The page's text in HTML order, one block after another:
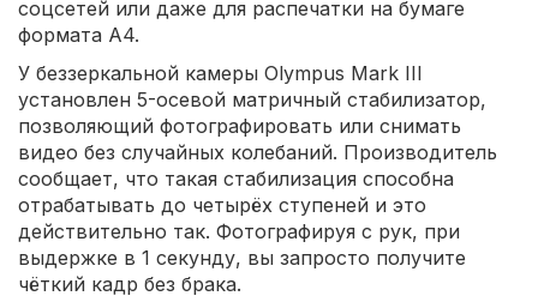
соцсетей или даже для распечатки на бумаге
формата А4.
У беззеркальной камеры Olympus Mark III
установлен 5-осевой матричный стабилизатор,
позволяющий фотографировать или снимать
видео без случайных колебаний. Производитель
сообщает, что такая стабилизация способна
отрабатывать до четырёх ступеней и это
действительно так. Фотографируя с рук, при
выдержке в 1 секунду, вы запросто получите
чёткий кадр без брака.